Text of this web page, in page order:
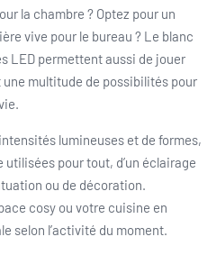
la chambre ? Optez pour un
vive pour le bureau ? Le blanc
LED permettent aussi de jouer
multitude de possibilités pour
lumineuses et de formes,
pour tout, d’un éclairage
ou de décoration.
cosy ou votre cuisine en
selon l’activité du moment.